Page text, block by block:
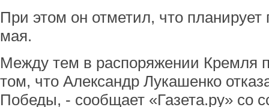
При этом он отметил, что
мая.
Между тем в распоряжении Кремля
том, что Александр Лукашенко
Победы, - сообщает «Газета.ру» со